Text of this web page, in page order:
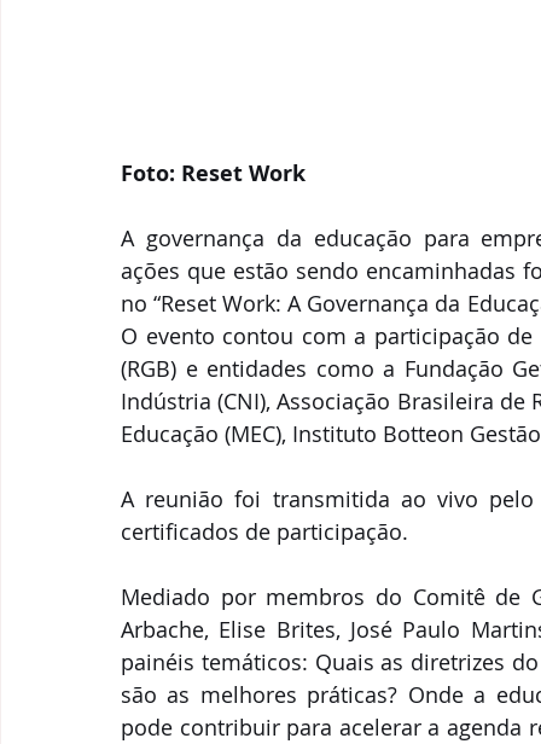
Foto: Reset Work
A governança da educação para
ações que estão sendo encaminhadas
no “Reset Work: A Governança da
O evento contou com a participação
(RGB) e entidades como a Fundação
Indústria (CNI), Associação Brasileira de
Educação (MEC), Instituto Botteon
A reunião foi transmitida ao vivo
certificados de participação.
Mediado por membros do Comitê de
Arbache, Elise Brites, José Paulo
painéis temáticos: Quais as diretrizes
são as melhores práticas? Onde a
pode contribuir para acelerar a agenda